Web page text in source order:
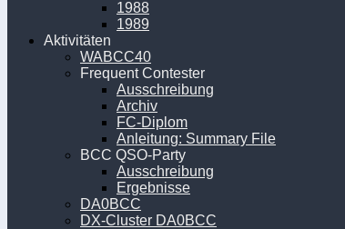
1988
1989
Aktivitäten
WABCC40
Frequent Contester
Ausschreibung
Archiv
FC-Diplom
Anleitung: Summary File
BCC QSO-Party
Ausschreibung
Ergebnisse
DA0BCC
DX-Cluster DA0BCC